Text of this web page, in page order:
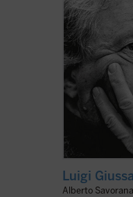
Luigi
Alberto Savorana